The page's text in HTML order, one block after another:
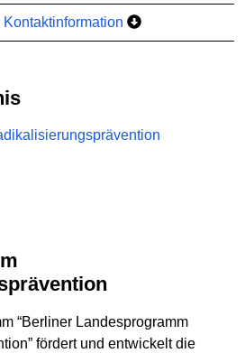
Kontaktinformation
“Berliner Landesprogramm
fördert und entwickelt die